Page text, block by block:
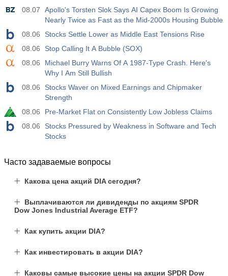
08.07
Apollo's Torsten Slok Says AI Capex Boom Is Growing
Nearly Twice as Fast as the Mid-2000s Housing Bubble
08.06
Stocks Settle Lower as Middle East Tensions Rise
08.06
Stop Calling It A Bubble (SOX)
08.06
Michael Burry Warns Of A 1987-Type Crash. Here's
Why I Am Still Bullish
08.06
Stocks Waver on Mixed Earnings and Chipmaker
Strength
08.06
Pre-Market Flat on Consistently Low Jobless Claims
08.06
Stocks Pressured by Weakness in Software and Tech
Stocks
Часто задаваемые вопросы
Какова цена акций DIA сегодня?
Выплачиваются ли дивиденды по акциям SPDR
Dow Jones Industrial Average ETF?
Как купить акции DIA?
Как инвестировать в акции DIA?
Каковы самые высокие цены на акции SPDR Dow